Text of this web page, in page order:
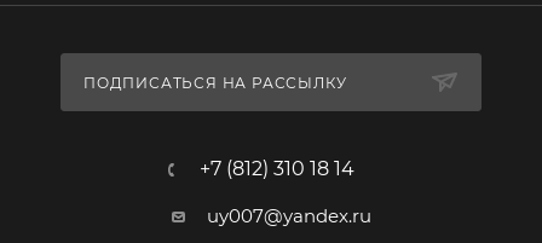
ПОДПИСАТЬСЯ НА РАССЫЛКУ
+7 (812) 310 18 14
uy007@yandex.ru